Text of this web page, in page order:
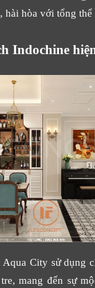
hài hòa với tổng
Indochine
City sử dụng
mang đến sự